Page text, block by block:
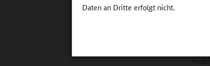
Daten an Dritte erfolgt nicht.